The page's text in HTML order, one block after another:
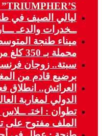
TRIUMPHER’S” وكأس إفريقيا للدوياتلون
ليالي الصيف في
ــخدرات والدعـ
ميناء طنجة
محملة بـ 350 كلغ من الحشـ ـيش
سبتة.. زوجان
برضيع قادم من
العرائش.. انطلاق
الدولي لمغاربة
تطوان : اختـ ــلاس
الملف مفتوح على